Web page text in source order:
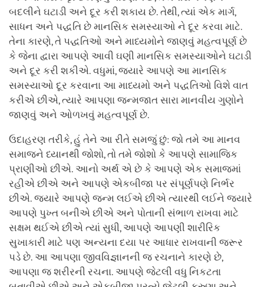
બદલીને ઘટાડી અને દૂર કરી શકાય છે. તેથી, ત્યાં એક માર્ગ,
સાધન અને પદ્ધતિ છે માનસિક સમસ્યાઓ ને દૂર કરવા માટે.
તેના કારણે, તે પદ્ધતિઓ અને માધ્યમોને જાણવું મહત્વપૂર્ણ છે
કે જેના દ્વારા આપણે આવી ઘણી માનસિક સમસ્યાઓને ઘટાડી
અને દૂર કરી શકીએ. વધુમાં, જ્યારે આપણે આ માનસિક
સમસ્યાઓ દૂર કરવાના આ માધ્યમો અને પદ્ધતિઓ વિશે વાત
કરીએ છીએ, ત્યારે આપણા જન્મજાત સારા માનવીય ગુણોને
જાણવું અને ઓળખવું મહત્વપૂર્ણ છે.
ઉદાહરણ તરીકે, હું તેને આ રીતે સમજું છું: જો તમે આ માનવ
સમાજને ધ્યાનથી જોશો, તો તમે જોશો કે આપણે સામાજિક
પ્રાણીઓ છીએ. આનો અર્થ એ છે કે આપણે એક સમાજમાં
રહીએ છીએ અને આપણે એકબીજા પર સંપૂર્ણપણે નિર્ભર
છીએ. જ્યારે આપણે જન્મ લઈએ છીએ ત્યારથી લઈને જ્યારે
આપણે પુખ્ત બનીએ છીએ અને પોતાની સંભાળ રાખવા માટે
સક્ષમ થઈએ છીએ ત્યાં સુધી, આપણે આપણી શારીરિક
સુખાકારી માટે પણ અન્યના દયા પર આધાર રાખવાની જરૂર
પડે છે. આ આપણા જીવવિજ્ઞાનની જ રચનાને કારણે છે,
આપણા જ શરીરની રચના. આપણે જેટલી વધુ નિકટતા